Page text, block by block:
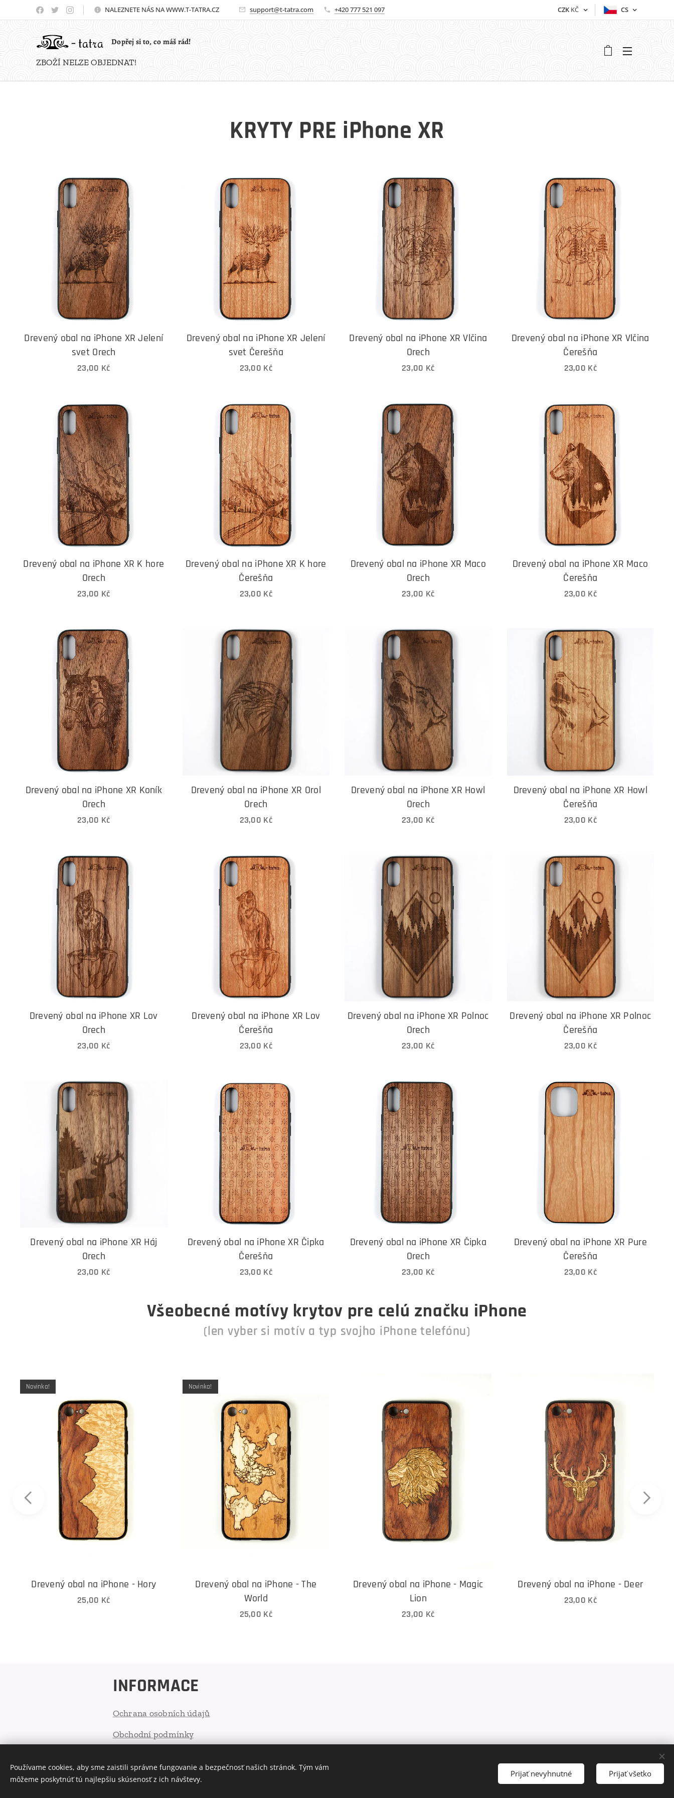
NALEZNETE NÁS NA WWW.T-TATRA.CZ 🚀 support@t-tatra.com +420 777 521 097 CZK KČ CS
Dopřej si to, co máš rád!
ZBOŽÍ NELZE OBJEDNAT!
KRYTY PRE iPhone XR
Drevený obal na iPhone XR Jelení
svet Orech
23,00 Kč
Drevený obal na iPhone XR Jelení
svet Čerešňa
23,00 Kč
Drevený obal na iPhone XR Vlčina
Orech
23,00 Kč
Drevený obal na iPhone XR Vlčina
Čerešňa
23,00 Kč
Drevený obal na iPhone XR K hore
Orech
23,00 Kč
Drevený obal na iPhone XR K hore
Čerešňa
23,00 Kč
Drevený obal na iPhone XR Maco
Orech
23,00 Kč
Drevený obal na iPhone XR Maco
Čerešňa
23,00 Kč
Drevený obal na iPhone XR Koník
Orech
23,00 Kč
Drevený obal na iPhone XR Orol
Orech
23,00 Kč
Drevený obal na iPhone XR Howl
Orech
23,00 Kč
Drevený obal na iPhone XR Howl
Čerešňa
23,00 Kč
Drevený obal na iPhone XR Lov
Orech
23,00 Kč
Drevený obal na iPhone XR Lov
Čerešňa
23,00 Kč
Drevený obal na iPhone XR Polnoc
Orech
23,00 Kč
Drevený obal na iPhone XR Polnoc
Čerešňa
23,00 Kč
Drevený obal na iPhone XR Háj
Orech
23,00 Kč
Drevený obal na iPhone XR Čipka
Čerešňa
23,00 Kč
Drevený obal na iPhone XR Čipka
Orech
23,00 Kč
Drevený obal na iPhone XR Pure
Čerešňa
23,00 Kč
Všeobecné motívy krytov pre celú značku iPhone
(len vyber si motív a typ svojho iPhone telefónu)
Drevený obal na iPhone - Hory
Novinka!
25,00 Kč
Drevený obal na iPhone - The
World
Novinka!
25,00 Kč
Drevený obal na iPhone - Magic
Lion
23,00 Kč
Drevený obal na iPhone - Deer
23,00 Kč
INFORMACE
Ochrana osobních údajů
Obchodní podmínky
Cookies Měna EUR €
Používame cookies, aby sme zaistili správne fungovanie a bezpečnosť našich stránok. Tým vám
môžeme poskytnúť tú najlepšiu skúsenosť z ich návštevy.
Prijať nevyhnutné Prijať všetko